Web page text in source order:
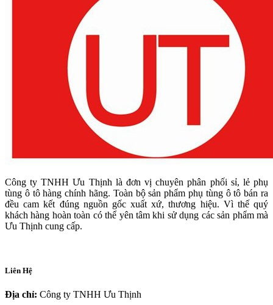
Công ty TNHH Ưu Thịnh là đơn vị chuyên phân phối sỉ, lẻ phụ
tùng ô tô hàng chính hãng. Toàn bộ sản phẩm phụ tùng ô tô bán ra
đều cam kết đúng nguồn gốc xuất xứ, thương hiệu. Vì thế quý
khách hàng hoàn toàn có thể yên tâm khi sử dụng các sản phẩm mà
Ưu Thịnh cung cấp.
Liên Hệ
Địa chỉ: Công ty TNHH Ưu Thịnh